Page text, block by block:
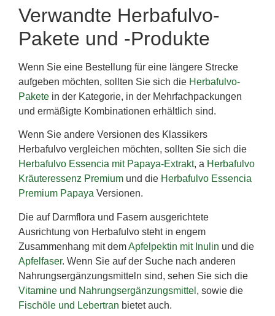
Verwandte Herbafulvo-
Pakete und -Produkte
Wenn Sie eine Bestellung für eine längere Strecke
aufgeben möchten, sollten Sie sich die Herbafulvo-
Pakete in der Kategorie, in der Mehrfachpackungen
und ermäßigte Kombinationen erhältlich sind.
Wenn Sie andere Versionen des Klassikers
Herbafulvo vergleichen möchten, sollten Sie sich die
Herbafulvo Essencia mit Papaya-Extrakt, a Herbafulvo
Kräuteressenz Premium und die Herbafulvo Essencia
Premium Papaya Versionen.
Die auf Darmflora und Fasern ausgerichtete
Ausrichtung von Herbafulvo steht in engem
Zusammenhang mit demApfelpektin mit Inulin und die
Apfelfaser. Wenn Sie auf der Suche nach anderen
Nahrungsergänzungsmitteln sind, sehen Sie sich die
Vitamine und Nahrungsergänzungsmittel , sowie die
Fischöle und Lebertran bietet auch.